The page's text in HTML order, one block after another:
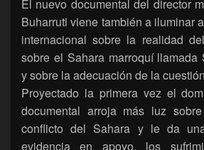
El nuevo documental del director
Buharruti viene también a iluminar
internacional sobre la realidad
sobre el Sahara marroquí llamada
y sobre la adecuación de la
Proyectado la primera vez el
documental arroja más luz
conflicto del Sahara y le da
evidencia en apoyo, los